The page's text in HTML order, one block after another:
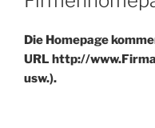
Die Homepage
URL http://
usw.).